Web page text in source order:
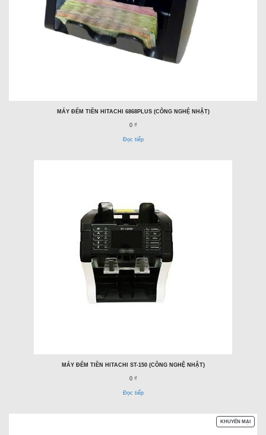
MÁY ĐẾM TIỀN HITACHI 6868PLUS (CÔNG NGHỆ NHẬT)
0 ₫
Đọc tiếp
MÁY ĐẾM TIỀN HITACHI ST-150 (CÔNG NGHỆ NHẬT)
0 ₫
Đọc tiếp
KHUYẾN MẠISẢN
PHẨM